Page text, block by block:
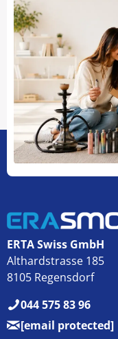
ERTA Swiss GmbH
Althardstrasse 185
8105 Regensdorf
044 575 83 96
[email protected]